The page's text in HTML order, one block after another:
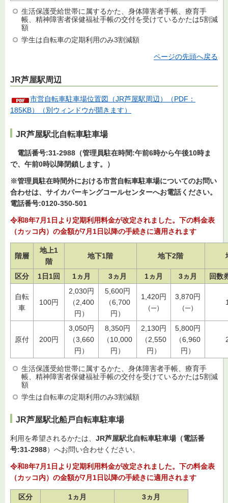
生活保護受給世帯に属するかた、身体障害者手帳、療育手
帳、精神障害者保健福祉手帳の交付を受けているかたは5割減
額
学生は自転車の定期利用のみ3割減額
ページの先頭へ戻る
JR芦屋駅周辺
市営自転車駐車場位置図（JR芦屋駅周辺）（PDF：
185KB）（別ウィンドウが開きます）
JR芦屋駅北自転車駐車場
電話番号:31-2988（管理員駐在時間:午前6時から午後10時ま
で、午前0時以降閉鎖します。）
※管理員駐在時間外における市営自転車駐車場についてのお問い
合わせは、サイカパーキングコールセンターへお電話ください。
電話番号:0120-350-501
令和8年7月1日より定期利用料金が改定されました。下の料金表
（カッコ内）の金額が7月1日以降の手続きに適用されます
階層
地上1
階
地下1階 地下2階
区分 1日1回 1ヵ月 3ヵ月 1ヵ月 3ヵ月 回数
自転
車
100円
2,030円
（2,400
円）
5,600円
（6,700
円）
1,420円
（─）
3,870円
（─）
原付 200円
3,050円
（3,660
円）
8,350円
（10,000
円）
2,130円
（2,550
円）
5,800円
（6,960
円）
生活保護受給世帯に属するかた、身体障害者手帳、療育手
帳、精神障害者保健福祉手帳の交付を受けているかたは5割減
額
学生は自転車の定期利用のみ3割減額
JR芦屋駅北船戸自転車駐車場
利用を希望されるかたは、 JR芦屋駅北自転車駐車場（電話番
号:31-2988）へお問い合わせください。
令和8年7月1日より定期利用料金が改定されました。下の料金表
（カッコ内）の金額が7月1日以降の手続きに適用されます
区分 1ヵ月
3ヵ月